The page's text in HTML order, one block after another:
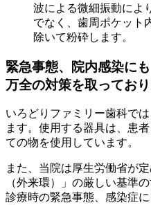
波による微細振動によ
でなく、歯周ポケット
除いて粉砕します。
緊急事態、院内感染にも
万全の対策を取ってお
いろどりファミリー歯科で
ます。使用する器具は、患
ての物を使用しています。
また、当院は厚生労働省が
（外来環）」の厳しい基準
診療時の緊急事態、感染症